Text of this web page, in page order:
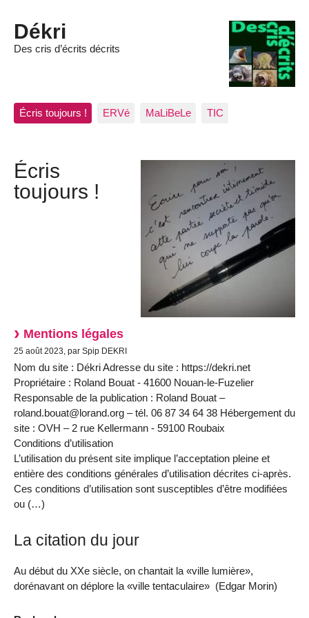
Dékri
Des cris d’écrits décrits
Écris toujours ! ERVé MaLiBeLe TIC
Écris
toujours !
Mentions légales
25 août 2023, par Spip DEKRI
Nom du site : Dékri Adresse du site : https://dekri.net
Propriétaire : Roland Bouat - 41600 Nouan-le-Fuzelier
Responsable de la publication : Roland Bouat –
roland.bouat@lorand.org – tél. 06 87 34 64 38 Hébergement du
site : OVH – 2 rue Kellermann - 59100 Roubaix
Conditions d’utilisation
L’utilisation du présent site implique l’acceptation pleine et
entière des conditions générales d’utilisation décrites ci-après.
Ces conditions d’utilisation sont susceptibles d’être modifiées
ou (…)
La citation du jour
Au début du XXe siècle, on chantait la «ville lumière»,
dorénavant on déplore la «ville tentaculaire» (Edgar Morin)